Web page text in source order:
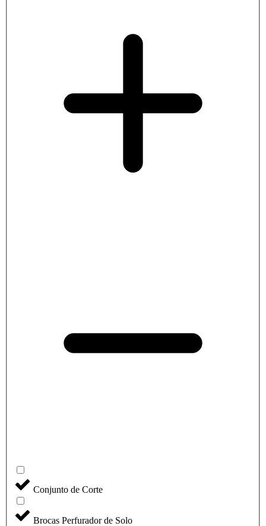
Conjunto de Corte
Brocas Perfurador de Solo